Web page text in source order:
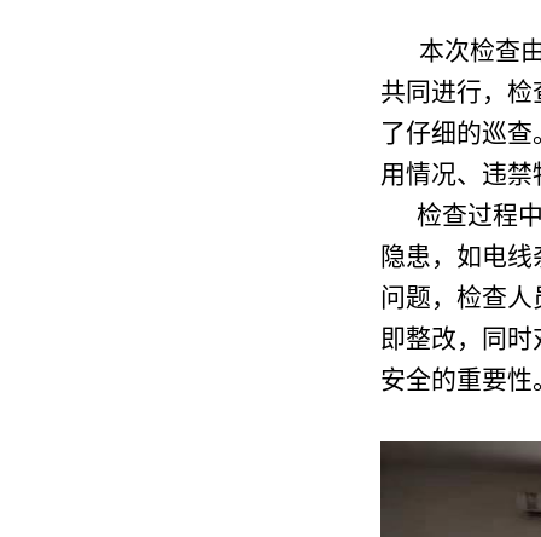
本次检查
共同进行，
了仔细的巡
用情况、违
检查过程中
隐患，如电
问题，检查
即整改，同
安全的重要性